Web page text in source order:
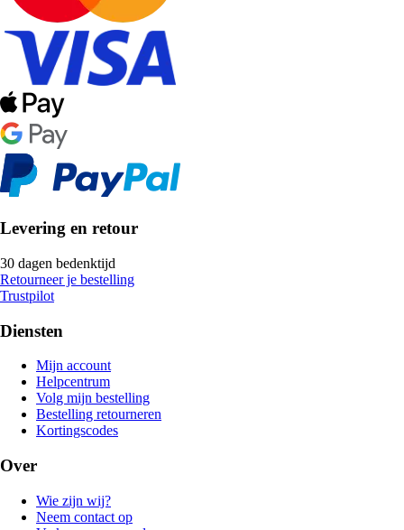
Levering en retour
30 dagen bedenktijd
Retourneer je bestelling
Trustpilot
Diensten
Mijn account
Helpcentrum
Volg mijn bestelling
Bestelling retourneren
Kortingscodes
Over
Wie zijn wij?
Neem contact op